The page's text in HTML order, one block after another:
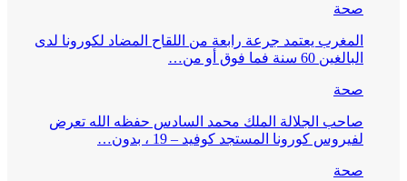
صحة
المغرب يعتمد جرعة رابعة من اللقاح المضاد لكورونا لدى
البالغين 60 سنة فما فوق أو من…
صحة
صاحب الجلالة الملك محمد السادس حفظه الله تعرض
لفيروس كورونا المستجد كوفيد – 19 ، بدون…
صحة